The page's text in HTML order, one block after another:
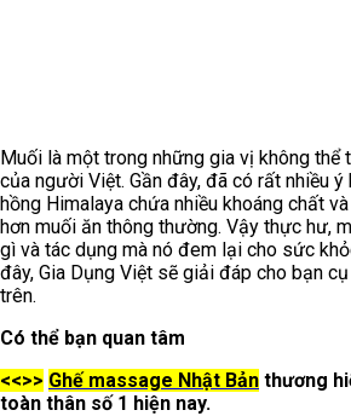
Muối là một trong những gia vị không thể
của người Việt. Gần đây, đã có rất nhiều
hồng Himalaya chứa nhiều khoáng chất
hơn muối ăn thông thường. Vậy thực hư,
gì và tác dụng mà nó đem lại cho sức
đây, Gia Dụng Việt sẽ giải đáp cho bạn
trên.
Có thể bạn quan tâm
<<>> Ghế massage Nhật Bản thương
toàn thân số 1 hiện nay.